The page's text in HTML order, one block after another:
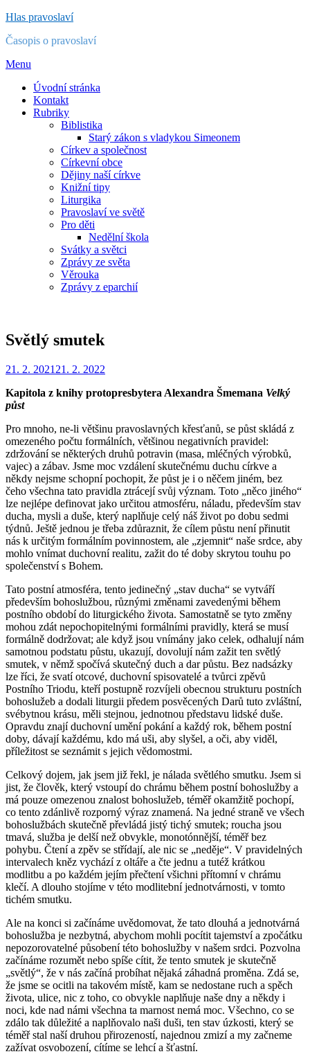
Přejít
obsahu
Hlas pravoslaví
Časopis o pravoslaví
Menu
Úvodní stránka
Kontakt
Rubriky
Biblistika
Starý zákon s vladykou Simeonem
Církev a společnost
Církevní obce
Dějiny naší církve
Knižní tipy
Liturgika
Pravoslaví ve světě
Pro děti
Nedělní škola
Svátky a světci
Zprávy ze světa
Věrouka
Zprávy z eparchií
Světlý smutek
Autor Redakce
Zveřejněno
21. 2. 2021 21. 2. 2022
Kapitola z knihy protopresbytera Alexandra Šmemana Velký
půst
Pro mnoho, ne-li většinu pravoslavných křesťanů, se půst skládá z
omezeného počtu formálních, většinou negativních pravidel:
zdržování se některých druhů potravin (masa, mléčných výrobků,
vajec) a zábav. Jsme moc vzdálení skutečnému duchu církve a
někdy nejsme schopní pochopit, že půst je i o něčem jiném, bez
čeho všechna tato pravidla ztrácejí svůj význam. Toto „něco jiného“
lze nejlépe definovat jako určitou atmosféru, náladu, především stav
ducha, mysli a duše, který naplňuje celý náš život po dobu sedmi
týdnů. Ještě jednou je třeba zdůraznit, že cílem půstu není přinutit
nás k určitým formálním povinnostem, ale „zjemnit“ naše srdce, aby
mohlo vnímat duchovní realitu, zažit do té doby skrytou touhu po
společenství s Bohem.
Tato postní atmosféra, tento jedinečný „stav ducha“ se vytváří
především bohoslužbou, různými změnami zavedenými během
postního období do liturgického života. Samostatně se tyto změny
mohou zdát nepochopitelnými formálními pravidly, která se musí
formálně dodržovat; ale když jsou vnímány jako celek, odhalují nám
samotnou podstatu půstu, ukazují, dovolují nám zažit ten světlý
smutek, v němž spočívá skutečný duch a dar půstu. Bez nadsázky
lze říci, že svatí otcové, duchovní spisovatelé a tvůrci zpěvů
Postního Triodu, kteří postupně rozvíjeli obecnou strukturu postních
bohoslužeb a dodali liturgii předem posvěcených Darů tuto zvláštní,
svébytnou krásu, měli stejnou, jednotnou představu lidské duše.
Opravdu znají duchovní umění pokání a každý rok, během postní
doby, dávají každému, kdo má uši, aby slyšel, a oči, aby viděl,
příležitost se seznámit s jejich vědomostmi.
Celkový dojem, jak jsem již řekl, je nálada světlého smutku. Jsem si
jist, že člověk, který vstoupí do chrámu během postní bohoslužby a
má pouze omezenou znalost bohoslužeb, téměř okamžitě pochopí,
co tento zdánlivě rozporný výraz znamená. Na jedné straně ve všech
bohoslužbách skutečně převládá jistý tichý smutek; roucha jsou
tmavá, služba je delší než obvykle, monotónnější, téměř bez
pohybu. Čtení a zpěv se střídají, ale nic se „neděje“. V pravidelných
intervalech kněz vychází z oltáře a čte jednu a tutéž krátkou
modlitbu a po každém jejím přečtení všichni přítomní v chrámu
klečí. A dlouho stojíme v této modlitební jednotvárnosti, v tomto
tichém smutku.
Ale na konci si začínáme uvědomovat, že tato dlouhá a jednotvárná
bohoslužba je nezbytná, abychom mohli pocítit tajemství a zpočátku
nepozorovatelné působení této bohoslužby v našem srdci. Pozvolna
začínáme rozumět nebo spíše cítit, že tento smutek je skutečně
„světlý“, že v nás začíná probíhat nějaká záhadná proměna. Zdá se,
že jsme se ocitli na takovém místě, kam se nedostane ruch a spěch
života, ulice, nic z toho, co obvykle naplňuje naše dny a někdy i
noci, kde nad námi všechna ta marnost nemá moc. Všechno, co se
zdálo tak důležité a naplňovalo naši duši, ten stav úzkosti, který se
téměř stal naší druhou přirozeností, najednou zmizí a my začneme
zažívat osvobození, cítíme se lehcí a šťastní.